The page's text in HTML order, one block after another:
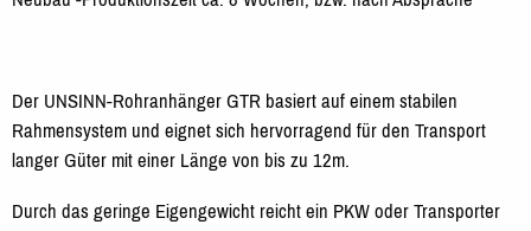
Der UNSINN-Rohranhänger GTR basiert auf einem stabilen
Rahmensystem und eignet sich hervorragend für den Transport
langer Güter mit einer Länge von bis zu 12m.
Durch das geringe Eigengewicht reicht ein PKW oder Transporter